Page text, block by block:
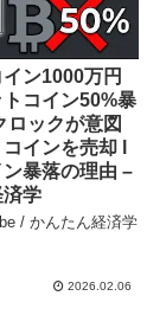
イン1000万円
コイン50%暴
ロックが意図
インを売却 l
ン暴落の理由 –
学
/ かんたん経済学
2026.02.06